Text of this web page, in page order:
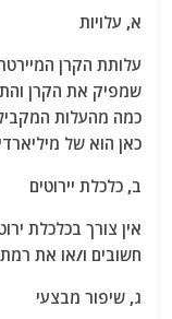
א, עלויות
עלותת הקרן
שמפיק את הקרן
כמה מהעלות
כאן הוא של
ב, כלכלת יירוטים
אין צורך בכלכלת
חשובים ו/או את רמת
ג, שיפור מבצעי